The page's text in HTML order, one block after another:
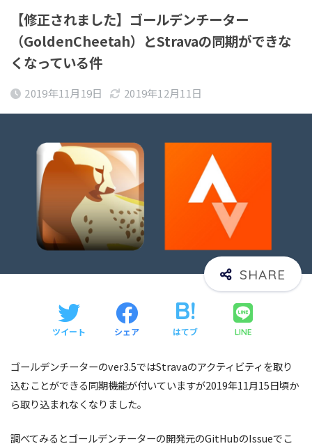
【修正されました】ゴールデンチーター
（GoldenCheetah）とStravaの同期ができな
くなっている件
2019年11月19日 2019年12月11日
ツイート シェア はてブ LINE
ゴールデンチーターのver3.5ではStravaのアクティビティを取り
込むことができる同期機能が付いていますが2019年11月15日頃か
ら取り込まれなくなりました。
調べてみるとゴールデンチーターの開発元のGitHubのIssueでこ